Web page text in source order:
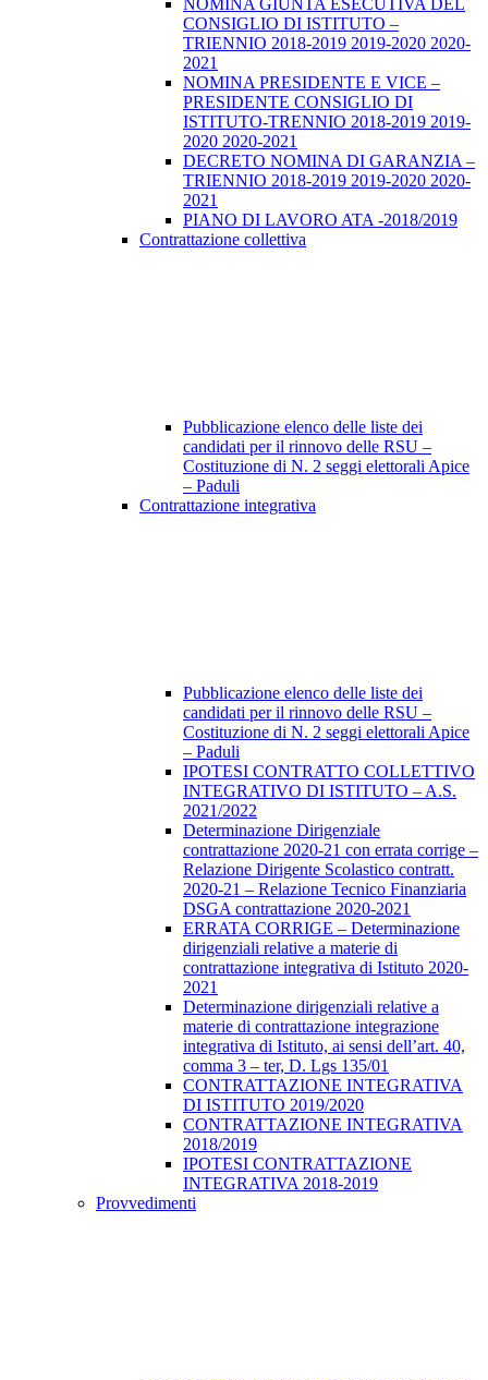
NOMINA GIUNTA ESECUTIVA DEL
CONSIGLIO DI ISTITUTO –
TRIENNIO 2018-2019 2019-2020 2020-
2021
NOMINA PRESIDENTE E VICE –
PRESIDENTE CONSIGLIO DI
ISTITUTO-TRENNIO 2018-2019 2019-
2020 2020-2021
DECRETO NOMINA DI GARANZIA –
TRIENNIO 2018-2019 2019-2020 2020-
2021
PIANO DI LAVORO ATA -2018/2019
Contrattazione collettiva
Pubblicazione elenco delle liste dei
candidati per il rinnovo delle RSU –
Costituzione di N. 2 seggi elettorali Apice
– Paduli
Contrattazione integrativa
Pubblicazione elenco delle liste dei
candidati per il rinnovo delle RSU –
Costituzione di N. 2 seggi elettorali Apice
– Paduli
IPOTESI CONTRATTO COLLETTIVO
INTEGRATIVO DI ISTITUTO – A.S.
2021/2022
Determinazione Dirigenziale
contrattazione 2020-21 con errata corrige –
Relazione Dirigente Scolastico contratt.
2020-21 – Relazione Tecnico Finanziaria
DSGA contrattazione 2020-2021
ERRATA CORRIGE – Determinazione
dirigenziali relative a materie di
contrattazione integrativa di Istituto 2020-
2021
Determinazione dirigenziali relative a
materie di contrattazione integrazione
integrativa di Istituto, ai sensi dell’art. 40,
comma 3 – ter, D. Lgs 135/01
CONTRATTAZIONE INTEGRATIVA
DI ISTITUTO 2019/2020
CONTRATTAZIONE INTEGRATIVA
2018/2019
IPOTESI CONTRATTAZIONE
INTEGRATIVA 2018-2019
Provvedimenti